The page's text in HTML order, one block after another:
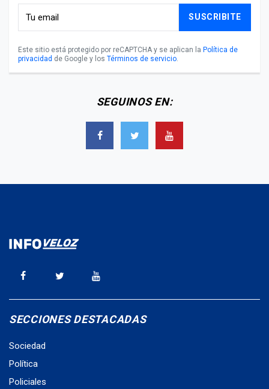
SUSCRIBITE
Este sitio está protegido por reCAPTCHA y se aplican la Política de
privacidad de Google y los Términos de servicio.
SEGUINOS EN:
SECCIONES DESTACADAS
Sociedad
Política
Policiales